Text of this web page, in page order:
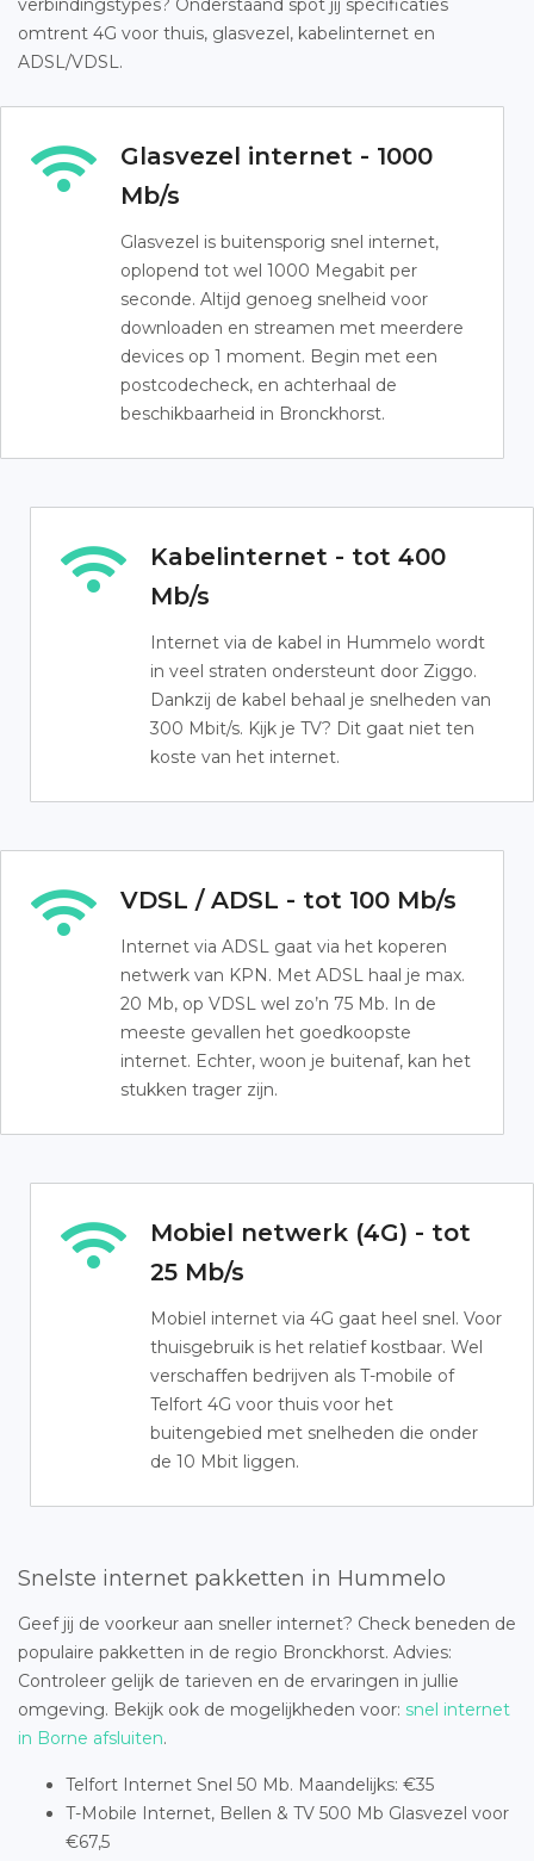
verbindingstypes? Onderstaand spot jij specificaties
omtrent 4G voor thuis, glasvezel, kabelinternet en
ADSL/VDSL.
Glasvezel internet - 1000
Mb/s
Glasvezel is buitensporig snel internet,
oplopend tot wel 1000 Megabit per
seconde. Altijd genoeg snelheid voor
downloaden en streamen met meerdere
devices op 1 moment. Begin met een
postcodecheck, en achterhaal de
beschikbaarheid in Bronckhorst.
Kabelinternet - tot 400
Mb/s
Internet via de kabel in Hummelo wordt
in veel straten ondersteunt door Ziggo.
Dankzij de kabel behaal je snelheden van
300 Mbit/s. Kijk je TV? Dit gaat niet ten
koste van het internet.
VDSL / ADSL - tot 100 Mb/s
Internet via ADSL gaat via het koperen
netwerk van KPN. Met ADSL haal je max.
20 Mb, op VDSL wel zo’n 75 Mb. In de
meeste gevallen het goedkoopste
internet. Echter, woon je buitenaf, kan het
stukken trager zijn.
Mobiel netwerk (4G) - tot
25 Mb/s
Mobiel internet via 4G gaat heel snel. Voor
thuisgebruik is het relatief kostbaar. Wel
verschaffen bedrijven als T-mobile of
Telfort 4G voor thuis voor het
buitengebied met snelheden die onder
de 10 Mbit liggen.
Snelste internet pakketten in Hummelo
Geef jij de voorkeur aan sneller internet? Check beneden de
populaire pakketten in de regio Bronckhorst. Advies:
Controleer gelijk de tarieven en de ervaringen in jullie
omgeving. Bekijk ook de mogelijkheden voor: snel internet
in Borne afsluiten.
Telfort Internet Snel 50 Mb. Maandelijks: €35
T-Mobile Internet, Bellen & TV 500 Mb Glasvezel voor
€67,5